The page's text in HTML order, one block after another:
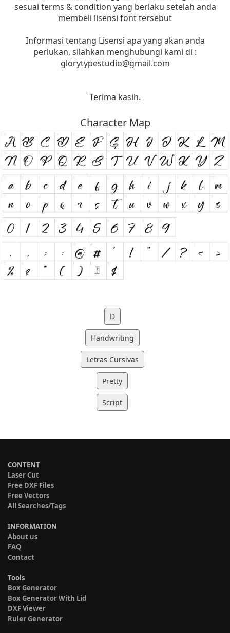
sesuai terms & condition yang berlaku setelah anda
membeli lisensi font tersebut
Informasi tentang Lisensi apa yang akan anda
perlukan, silahkan menghubungi kami di :
glorytypestudio@gmail.com
Terima kasih.
Character Map
D
Handwriting
Letras Cursivas
Pretty
Script
CONTENT
Laser Cut
Free DXF Files
Free Vectors
All Searches/Tags
INFORMATION
About us
FAQ
Contact
Tools
Box Generator
Box Generator With Lid
DXF Viewer
Ruler Generator